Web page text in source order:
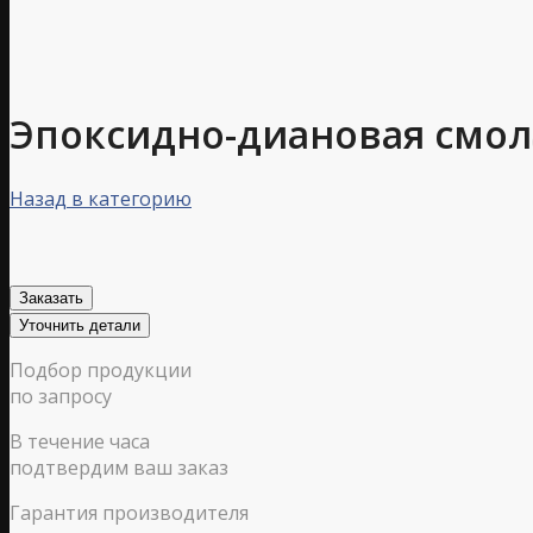
Эпоксидно-диановая
Назад в категорию
Заказать
Уточнить детали
Подбор продукции
по запросу
В течение часа
подтвердим ваш заказ
Гарантия производителя